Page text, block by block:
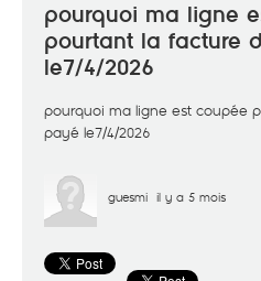
pourquoi ma ligne
pourtant la facture
le7/4/2026
pourquoi ma ligne est coupée
payé le7/4/2026
guesmi il y a 5 mois